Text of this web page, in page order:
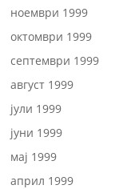
ноември 1999
октомври 1999
септември 1999
август 1999
јули 1999
јуни 1999
мај 1999
април 1999